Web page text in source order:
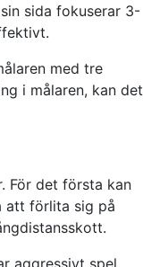
sida fokuserar 3-
med tre
i målaren, kan det
För det första kan
att förlita sig på
aggressivt spel